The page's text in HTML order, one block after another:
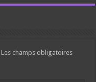
Les champs obligatoires